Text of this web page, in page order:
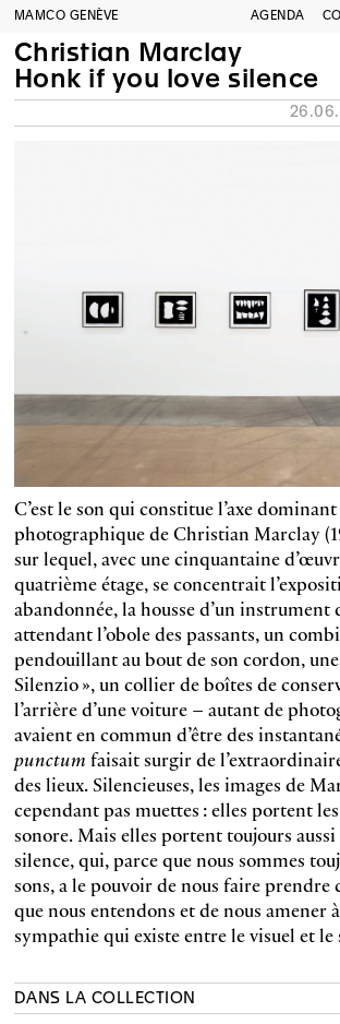
MAMCO GENÈVE AGENDA
Christian Marclay
Honk if you love silence
C’est le son qui constitue l’axe
photographique de Christian Marclay
sur lequel, avec une cinquantaine
quatrième étage, se concentrait
abandonnée, la housse d’un instrument
attendant l’obole des passants, un
pendouillant au bout de son cordon,
Silenzio », un collier de boîtes de
l’arrière d’une voiture – autant de
avaient en commun d’être des
punctumfaisait surgir de
des lieux. Silencieuses, les images de
cependant pas muettes : elles portent
sonore. Mais elles portent toujours aussi
silence, qui, parce que nous sommes
sons, a le pouvoir de nous faire prendre
que nous entendons et de nous amener
sympathie qui existe entre le visuel et le
DANS LA COLLECTION